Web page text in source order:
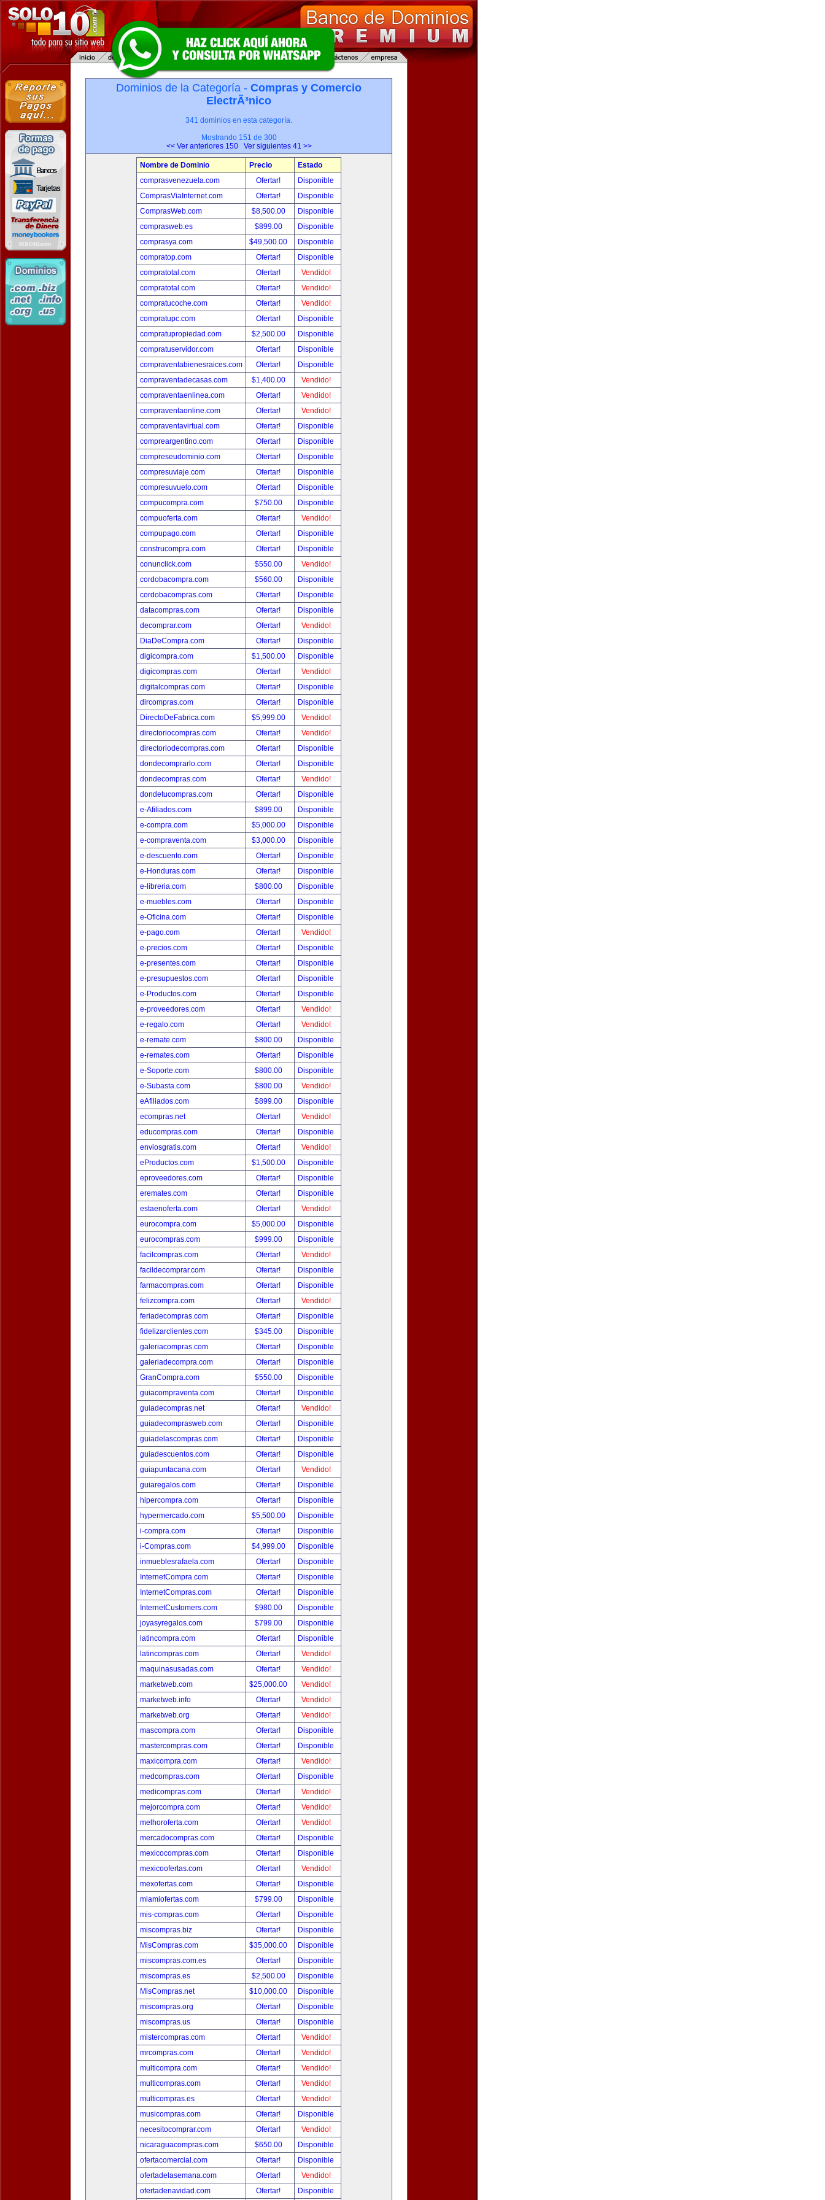
Dominios de la Categoría - Compras y Comercio
ElectrÃ³nico
341 dominios en esta categoría.
Mostrando 151 de 300
<< Ver anteriores 150
Ver siguientes 41 >>
Nombre de Dominio Precio
Estado
comprasvenezuela.com
Ofertar!
Disponible
ComprasViaInternet.com
Ofertar!
Disponible
ComprasWeb.com
$8,500.00
Disponible
comprasweb.es
$899.00
Disponible
comprasya.com
$49,500.00
Disponible
compratop.com
Ofertar!
Disponible
compratotal.com
Ofertar!
Vendido!
compratotal.com
Ofertar!
Vendido!
compratucoche.com
Ofertar!
Vendido!
compratupc.com
Ofertar!
Disponible
compratupropiedad.com
$2,500.00
Disponible
compratuservidor.com
Ofertar!
Disponible
compraventabienesraices.com
Ofertar!
Disponible
compraventadecasas.com
$1,400.00
Vendido!
compraventaenlinea.com
Ofertar!
Vendido!
compraventaonline.com
Ofertar!
Vendido!
compraventavirtual.com
Ofertar!
Disponible
compreargentino.com
Ofertar!
Disponible
compreseudominio.com
Ofertar!
Disponible
compresuviaje.com
Ofertar!
Disponible
compresuvuelo.com
Ofertar!
Disponible
compucompra.com
$750.00
Disponible
compuoferta.com
Ofertar!
Vendido!
compupago.com
Ofertar!
Disponible
construcompra.com
Ofertar!
Disponible
conunclick.com
$550.00
Vendido!
cordobacompra.com
$560.00
Disponible
cordobacompras.com
Ofertar!
Disponible
datacompras.com
Ofertar!
Disponible
decomprar.com
Ofertar!
Vendido!
DiaDeCompra.com
Ofertar!
Disponible
digicompra.com
$1,500.00
Disponible
digicompras.com
Ofertar!
Vendido!
digitalcompras.com
Ofertar!
Disponible
dircompras.com
Ofertar!
Disponible
DirectoDeFabrica.com
$5,999.00
Vendido!
directoriocompras.com
Ofertar!
Vendido!
directoriodecompras.com
Ofertar!
Disponible
dondecomprarlo.com
Ofertar!
Disponible
dondecompras.com
Ofertar!
Vendido!
dondetucompras.com
Ofertar!
Disponible
e-Afiliados.com
$899.00
Disponible
e-compra.com
$5,000.00
Disponible
e-compraventa.com
$3,000.00
Disponible
e-descuento.com
Ofertar!
Disponible
e-Honduras.com
Ofertar!
Disponible
e-libreria.com
$800.00
Disponible
e-muebles.com
Ofertar!
Disponible
e-Oficina.com
Ofertar!
Disponible
e-pago.com
Ofertar!
Vendido!
e-precios.com
Ofertar!
Disponible
e-presentes.com
Ofertar!
Disponible
e-presupuestos.com
Ofertar!
Disponible
e-Productos.com
Ofertar!
Disponible
e-proveedores.com
Ofertar!
Vendido!
e-regalo.com
Ofertar!
Vendido!
e-remate.com
$800.00
Disponible
e-remates.com
Ofertar!
Disponible
e-Soporte.com
$800.00
Disponible
e-Subasta.com
$800.00
Vendido!
eAfiliados.com
$899.00
Disponible
ecompras.net
Ofertar!
Vendido!
educompras.com
Ofertar!
Disponible
enviosgratis.com
Ofertar!
Vendido!
eProductos.com
$1,500.00
Disponible
eproveedores.com
Ofertar!
Disponible
eremates.com
Ofertar!
Disponible
estaenoferta.com
Ofertar!
Vendido!
eurocompra.com
$5,000.00
Disponible
eurocompras.com
$999.00
Disponible
facilcompras.com
Ofertar!
Vendido!
facildecomprar.com
Ofertar!
Disponible
farmacompras.com
Ofertar!
Disponible
felizcompra.com
Ofertar!
Vendido!
feriadecompras.com
Ofertar!
Disponible
fidelizarclientes.com
$345.00
Disponible
galeriacompras.com
Ofertar!
Disponible
galeriadecompra.com
Ofertar!
Disponible
GranCompra.com
$550.00
Disponible
guiacompraventa.com
Ofertar!
Disponible
guiadecompras.net
Ofertar!
Vendido!
guiadecomprasweb.com
Ofertar!
Disponible
guiadelascompras.com
Ofertar!
Disponible
guiadescuentos.com
Ofertar!
Disponible
guiapuntacana.com
Ofertar!
Vendido!
guiaregalos.com
Ofertar!
Disponible
hipercompra.com
Ofertar!
Disponible
hypermercado.com
$5,500.00
Disponible
i-compra.com
Ofertar!
Disponible
i-Compras.com
$4,999.00
Disponible
inmueblesrafaela.com
Ofertar!
Disponible
InternetCompra.com
Ofertar!
Disponible
InternetCompras.com
Ofertar!
Disponible
InternetCustomers.com
$980.00
Disponible
joyasyregalos.com
$799.00
Disponible
latincompra.com
Ofertar!
Disponible
latincompras.com
Ofertar!
Vendido!
maquinasusadas.com
Ofertar!
Vendido!
marketweb.com
$25,000.00
Vendido!
marketweb.info
Ofertar!
Vendido!
marketweb.org
Ofertar!
Vendido!
mascompra.com
Ofertar!
Disponible
mastercompras.com
Ofertar!
Disponible
maxicompra.com
Ofertar!
Vendido!
medcompras.com
Ofertar!
Disponible
medicompras.com
Ofertar!
Vendido!
mejorcompra.com
Ofertar!
Vendido!
melhoroferta.com
Ofertar!
Vendido!
mercadocompras.com
Ofertar!
Disponible
mexicocompras.com
Ofertar!
Disponible
mexicoofertas.com
Ofertar!
Vendido!
mexofertas.com
Ofertar!
Disponible
miamiofertas.com
$799.00
Disponible
mis-compras.com
Ofertar!
Disponible
miscompras.biz
Ofertar!
Disponible
MisCompras.com
$35,000.00
Disponible
miscompras.com.es
Ofertar!
Disponible
miscompras.es
$2,500.00
Disponible
MisCompras.net
$10,000.00
Disponible
miscompras.org
Ofertar!
Disponible
miscompras.us
Ofertar!
Disponible
mistercompras.com
Ofertar!
Vendido!
mrcompras.com
Ofertar!
Vendido!
multicompra.com
Ofertar!
Vendido!
multicompras.com
Ofertar!
Vendido!
multicompras.es
Ofertar!
Vendido!
musicompras.com
Ofertar!
Disponible
necesitocomprar.com
Ofertar!
Vendido!
nicaraguacompras.com
$650.00
Disponible
ofertacomercial.com
Ofertar!
Disponible
ofertadelasemana.com
Ofertar!
Vendido!
ofertadenavidad.com
Ofertar! Disponible